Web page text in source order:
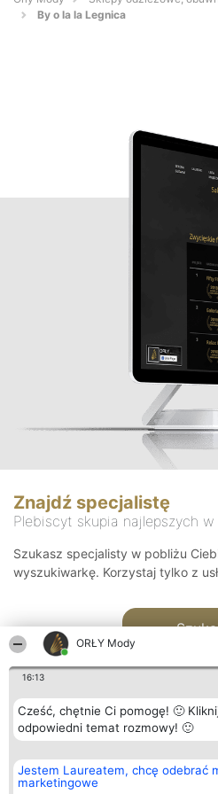
ORŁY Mody
16:13
Cześć, chętnie Ci pomogę! 🙂
odpowiedni temat rozmowy! 🙂
Jestem Laureatem, chcę odebrać
marketingowe
By o la la Legnica
Znajdź specjalistę
Plebiscyt skupia najlepszych
Szukasz specjalisty w pobliżu
wyszukiwarkę. Korzystaj tylko z
Organizator plebiscytu
Bright Side Solutions sp. z o.
o. sp. k.
Plebiscyt
Laureaci